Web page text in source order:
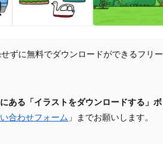
ずに無料でダウンロードができるフリー
ある「イラストをダウンロードする」ボ
合わせフォーム 」までお願いします。